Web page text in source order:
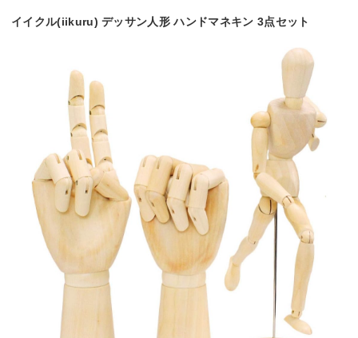
イイクル(iikuru) デッサン人形 ハンドマネキン 3点セット